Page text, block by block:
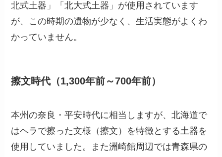
北式土器」「北大式土器」が使用されています
が、この時期の遺物が少なく、生活実態がよくわ
かっていません。
擦文時代（1,300年前～700年前）
本州の奈良・平安時代に相当しますが、北海道で
はヘラで擦った文様（擦文）を特徴とする土器を
使用していました。また洲崎館周辺では青森県の